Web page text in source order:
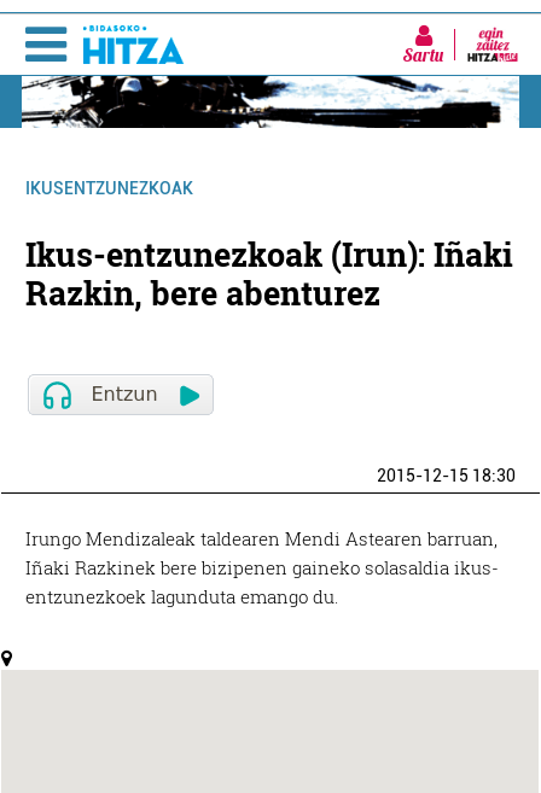
Sartu
IKUSENTZUNEZKOAK
Ikus-entzunezkoak (Irun): Iñaki
Razkin, bere abenturez
2015-12-15 18:30
Irungo Mendizaleak taldearen Mendi Astearen barruan,
Iñaki Razkinek bere bizipenen gaineko solasaldia ikus-
entzunezkoek lagunduta emango du.